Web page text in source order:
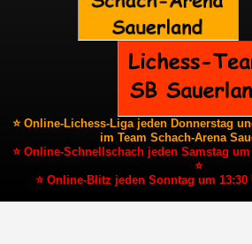
⭐ Online-Lichess-Liga jeden Donnerstag
im Team Schach-Arena
⭐ Online-Schnellschach jeden Samstag
⭐
⭐ Online-Blitz jeden Sonntag um 13:30